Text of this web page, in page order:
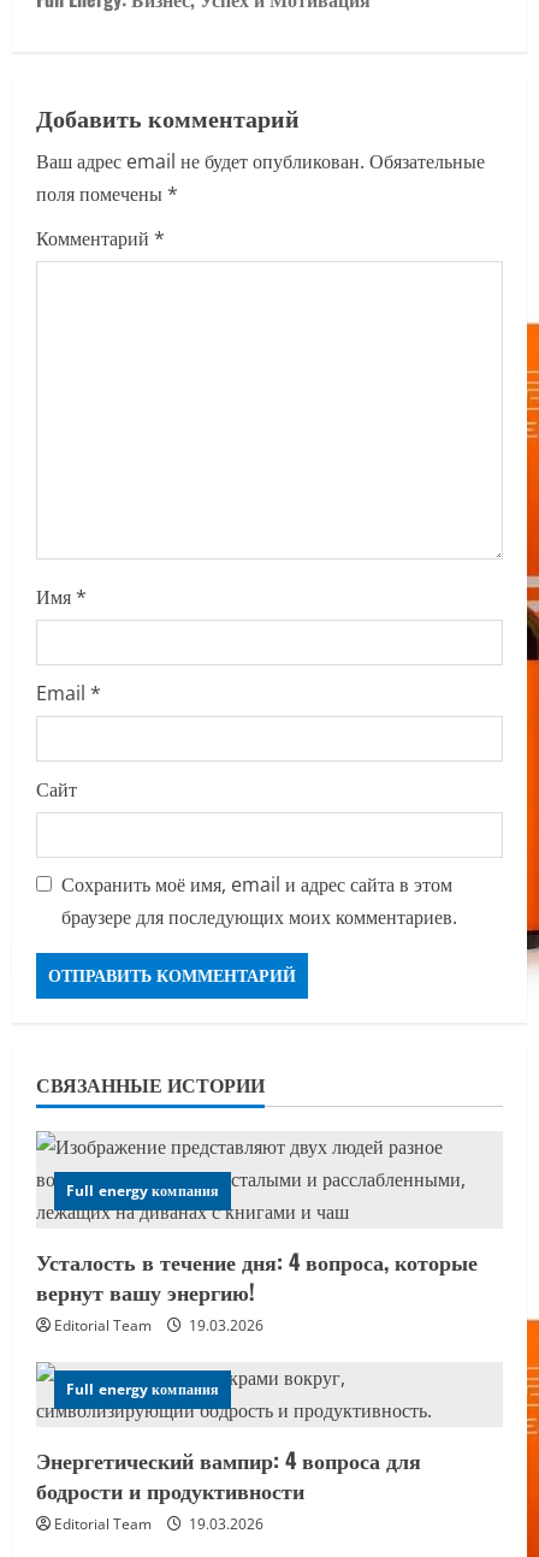
t
a
v
i
g
Добавить комментарий
Ваш адрес email не будет опубликован. Обязательные
поля помечены*
Комментарий *
Имя*
Email *
Сайт
Сохранить моё имя, email и адрес сайта в этом
браузере для последующих моих комментариев.
СВЯЗАННЫЕ ИСТОРИИ
Full energy компания
Усталость в течение дня: 4 вопроса, которые
вернут вашу энергию!
Editorial Team 19.03.2026
Full energy компания
Энергетический вампир: 4 вопроса для
бодрости и продуктивности
Editorial Team 19.03.2026